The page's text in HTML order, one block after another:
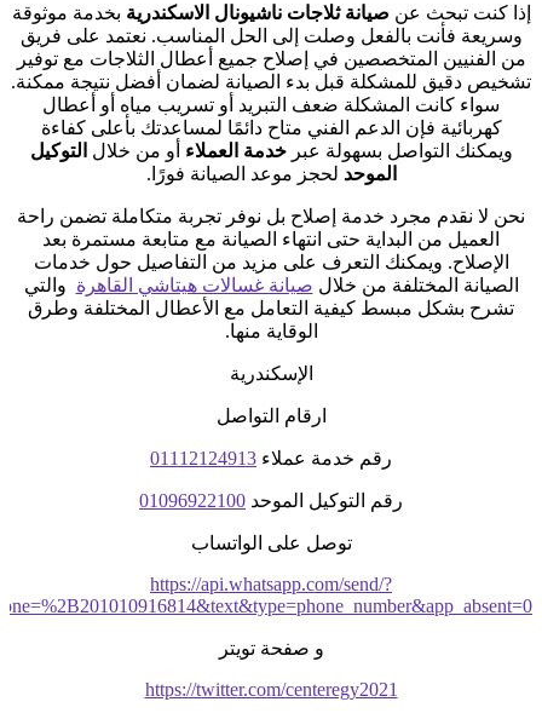
إذا كنت تبحث عن صيانة ثلاجات ناشيونال الاسكندرية بخدمة موثوقة
وسريعة فأنت بالفعل وصلت إلى الحل المناسب. نعتمد على فريق
من الفنيين المتخصصين في إصلاح جميع أعطال الثلاجات مع توفير
تشخيص دقيق للمشكلة قبل بدء الصيانة لضمان أفضل نتيجة ممكنة.
سواء كانت المشكلة ضعف التبريد أو تسريب مياه أو أعطال
كهربائية فإن الدعم الفني متاح دائمًا لمساعدتك بأعلى كفاءة
ويمكنك التواصل بسهولة عبرخدمة العملاء أو من خلال التوكيل
الموحد لحجز موعد الصيانة فورًا.
نحن لا نقدم مجرد خدمة إصلاح بل نوفر تجربة متكاملة تضمن راحة
العميل من البداية حتى انتهاء الصيانة مع متابعة مستمرة بعد
الإصلاح. ويمكنك التعرف على مزيد من التفاصيل حول خدمات
الصيانة المختلفة من خلال صيانة غسالات هيتاشي القاهرة والتي
تشرح بشكل مبسط كيفية التعامل مع الأعطال المختلفة وطرق
الوقاية منها.
الإسكندرية
ارقام التواصل
رقم خدمة عملاء 01112124913
رقم التوكيل الموحد 01096922100
توصل على الواتساب
https://api.whatsapp.com/send/?
و صفحة تويتر
https://twitter.com/centeregy2021